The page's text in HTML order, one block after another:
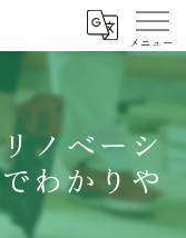
ノベーシ
わかりや